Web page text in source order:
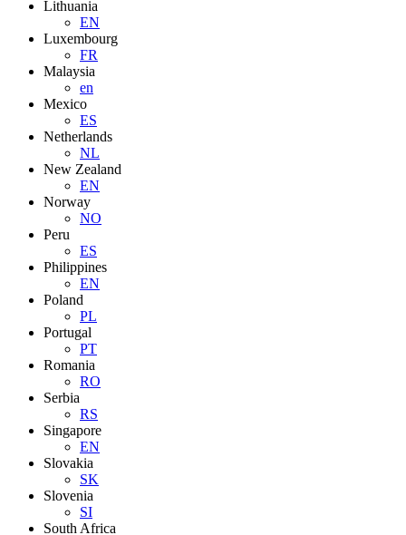
Lithuania
EN
Luxembourg
FR
Malaysia
en
Mexico
ES
Netherlands
NL
New Zealand
EN
Norway
NO
Peru
ES
Philippines
EN
Poland
PL
Portugal
PT
Romania
RO
Serbia
RS
Singapore
EN
Slovakia
SK
Slovenia
SI
South Africa